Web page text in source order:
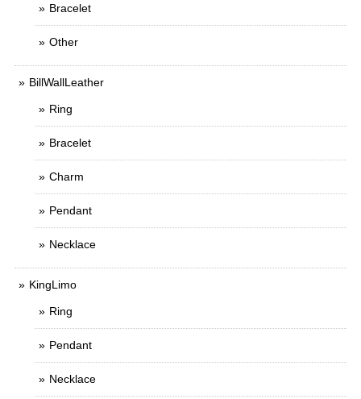
Bracelet
Other
BillWallLeather
Ring
Bracelet
Charm
Pendant
Necklace
KingLimo
Ring
Pendant
Necklace